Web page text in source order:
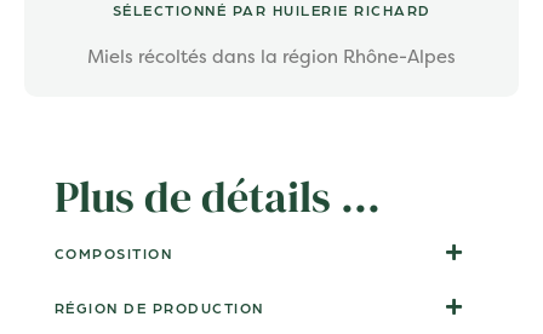
SÉLECTIONNÉ PAR HUILERIE RICHARD
Miels récoltés dans la région Rhône-Alpes
Plus de détails ...
COMPOSITION
RÉGION DE PRODUCTION